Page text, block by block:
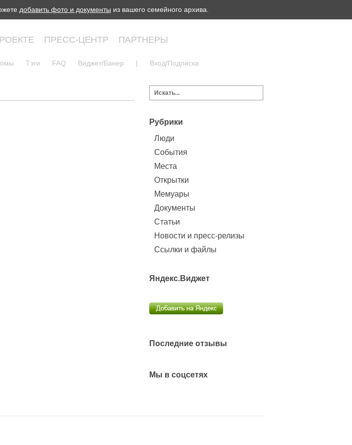
добавить фото и документы из вашего семейного архива.
ПРЕСС-ЦЕНТР ПАРТНЕРЫ
Тэги FAQ Виджет/Банер | Вход/Подписка
Рубрики
Люди
События
Места
Открытки
Мемуары
Документы
Статьи
Новости и пресс-релизы
Ссылки и файлы
Яндекс.Виджет
Последние отзывы
Мы в соцсетях